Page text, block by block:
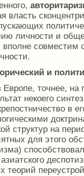
власть
личности и
совместим
и
Европе, точнее,
некоего
в
структур на
для этого
теорий